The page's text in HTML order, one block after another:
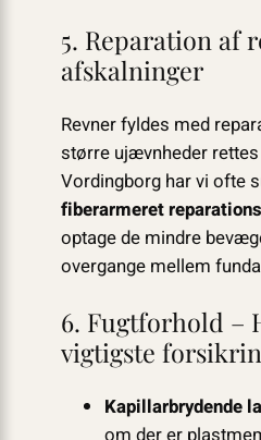
5. Reparation af
afskalninger
Revner fyldes med
større ujævnheder
Vordingborg har vi ofte
fiberarmeret
optage de mindre
overgange mellem
6. Fugtforhold –
vigtigste
Kapillarbrydende